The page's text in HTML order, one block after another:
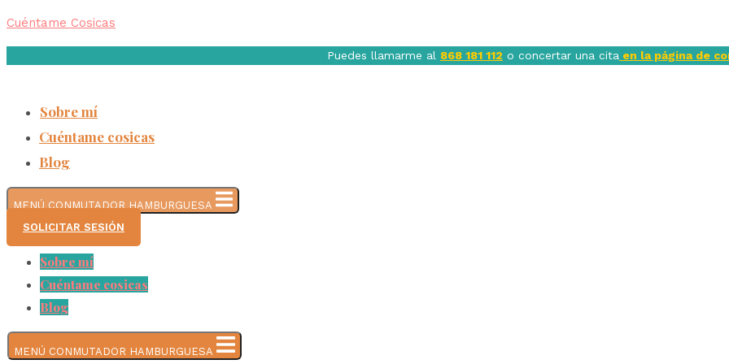
Cuéntame Cosicas
Puedes llamarme al 868 181 112 o concertar una cita en la página de
Sobre mí
Cuéntame cosicas
Blog
MENÚ CONMUTADOR HAMBURGUESA
SOLICITAR SESIÓN
Sobre mí
Cuéntame cosicas
Blog
MENÚ CONMUTADOR HAMBURGUESA